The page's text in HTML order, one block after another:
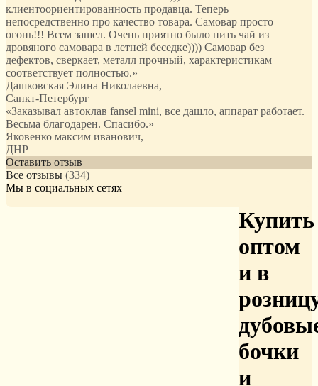
клиентоориентированность продавца. Теперь
непосредственно про качество товара. Самовар просто
огонь!!! Всем зашел. Очень приятно было пить чай из
дровяного самовара в летней беседке)))) Самовар без
дефектов, сверкает, металл прочный, характеристикам
соответствует полностью.»
Дашковская Элина Николаевна,
Санкт-Петербург
«Заказывал автоклав fansel mini, все дашло, аппарат работает.
Весьма благодарен. Спасибо.»
Яковенко максим иванович,
ДНР
Оставить отзыв
Все отзывы (334)
Мы в социальных сетях
Купить
оптом
и в
бочки
и